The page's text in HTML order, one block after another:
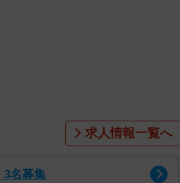
求人情報一覧へ
3名募集